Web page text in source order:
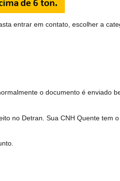
entrar em contato, escolher a
o documento é enviado
no Detran. Sua CNH Quente tem